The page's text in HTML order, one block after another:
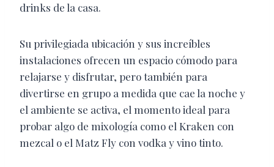
drinks de la casa.
Su privilegiada ubicación y sus increíbles
instalaciones ofrecen un espacio cómodo para
relajarse y disfrutar, pero también para
divertirse en grupo a medida que cae la noche y
el ambiente se activa, el momento ideal para
probar algo de mixología como el Kraken con
mezcal o el Matz Fly con vodka y vino tinto.